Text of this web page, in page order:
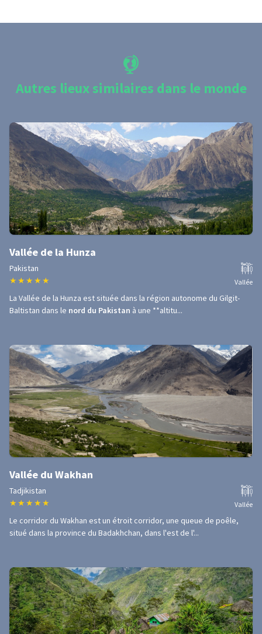
Autres lieux similaires dans le monde
Vallée de la Hunza
Pakistan
★ ★ ★ ★ ★ Vallée
La Vallée de la Hunza est située dans la région autonome du Gilgit-
Baltistan dans le nord du Pakistan à une **altitu...
Vallée du Wakhan
Tadjikistan
★ ★ ★ ★ ★ Vallée
Le corridor du Wakhan est un étroit corridor, une queue de poêle,
situé dans la province du Badakhchan, dans l'est de l'...